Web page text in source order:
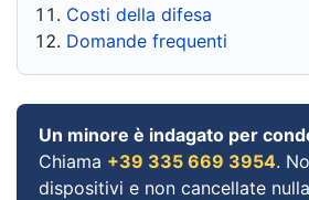
Costi della difesa
Domande frequenti
Un minore è indagato per
Chiama +39 335 669 3954.
dispositivi e non cancellate